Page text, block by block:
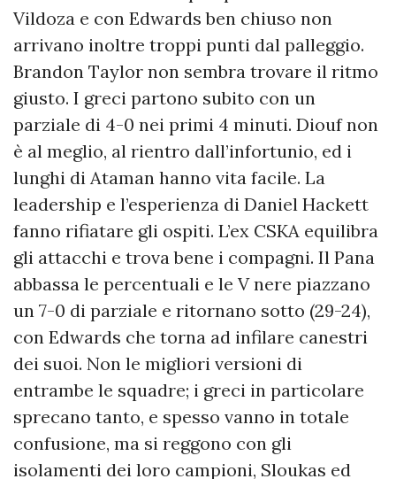
Vildoza e con Edwards ben chiuso non
arrivano inoltre troppi punti dal palleggio.
Brandon Taylor non sembra trovare il ritmo
giusto. I greci partono subito con un
parziale di 4-0 nei primi 4 minuti. Diouf non
è al meglio, al rientro dall’infortunio, ed i
lunghi di Ataman hanno vita facile. La
leadership e l’esperienza di Daniel Hackett
fanno rifiatare gli ospiti. L’ex CSKA equilibra
gli attacchi e trova bene i compagni. Il Pana
abbassa le percentuali e le V nere piazzano
un 7-0 di parziale e ritornano sotto (29-24),
con Edwards che torna ad infilare canestri
dei suoi. Non le migliori versioni di
entrambe le squadre; i greci in particolare
sprecano tanto, e spesso vanno in totale
confusione, ma si reggono con gli
isolamenti dei loro campioni, Sloukas ed